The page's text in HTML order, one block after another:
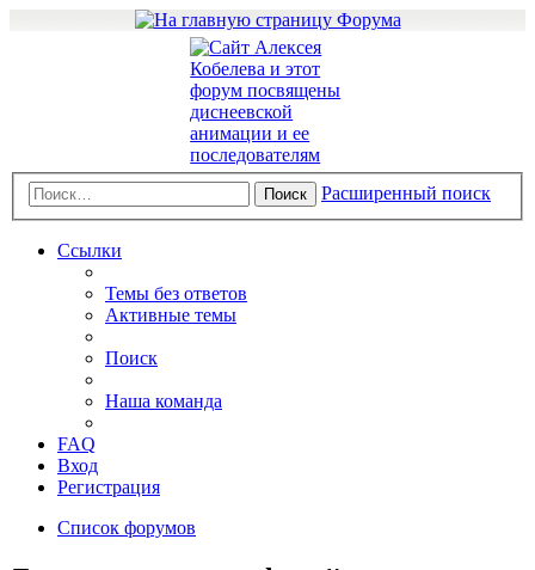
Поиск Расширенный поиск
Ссылки
Темы без ответов
Активные темы
Поиск
Наша команда
FAQ
Вход
Регистрация
Список форумов